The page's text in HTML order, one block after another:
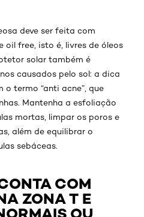
deve ser feita com
oil free, isto é, livres de óleos
solar também é
causados pelo sol: a dica
termo “anti acne”, que
Mantenha a esfoliação
mortas, limpar os poros e
além de equilibrar o
sebáceas.
COM
ZONA T E